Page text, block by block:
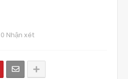
0 Nhận xét